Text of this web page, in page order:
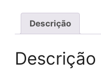
Descrição
Descrição